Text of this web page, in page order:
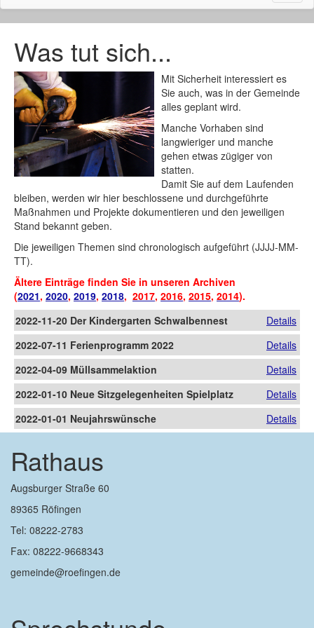
Was tut sich...
Mit Sicherheit interessiert es
Sie auch, was in der Gemeinde
alles geplant wird.
Manche Vorhaben sind
langwieriger und manche
gehen etwas zügiger von
statten.
Damit Sie auf dem Laufenden
bleiben, werden wir hier beschlossene und durchgeführte
Maßnahmen und Projekte dokumentieren und den jeweiligen
Stand bekannt geben.
Die jeweiligen Themen sind chronologisch aufgeführt (JJJJ-MM-
TT).
Ältere Einträge finden Sie in unseren Archiven
(2021, 2020, 2019, 2018, 2017, 2016, 2015, 2014).
2022-11-20 Der Kindergarten Schwalbennest
zieht das große Los!
Details
2022-07-11 Ferienprogramm 2022
Details
2022-04-09 Müllsammelaktion
Details
2022-01-10 Neue Sitzgelegenheiten Spielplatz
Holunderweg
Details
2022-01-01 Neujahrswünsche
Details
Rathaus
Augsburger Straße 60
89365 Röfingen
Tel: 08222-2783
Fax: 08222-9668343
gemeinde@roefingen.de